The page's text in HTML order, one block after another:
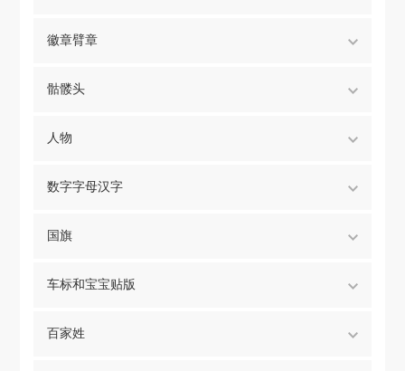
徽章臂章
骷髅头
人物
数字字母汉字
国旗
车标和宝宝贴版
百家姓